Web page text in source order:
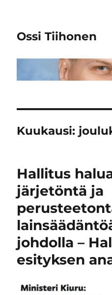
Ossi Tiihonen
Kuukausi:
Hallitus
järjetöntä ja
johdolla –
esityksen